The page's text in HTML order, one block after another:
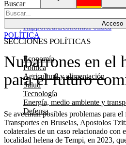
Buscar
Acceso
SECCIONES POLÍTICAS
Economía
Política
Agricultura y alimentación
Salud
Tecnología
Energía, medio ambiente y
Defensa
RapporteurEconomíaPolítica
Nubarrones en el
para el futuro
Se avecinan posibles problemas para
Transportes en Bruselas, Apostolos
colaterales de un caso relacionado con
localidad helena de Tempi, en 2023,
POLÍTICA